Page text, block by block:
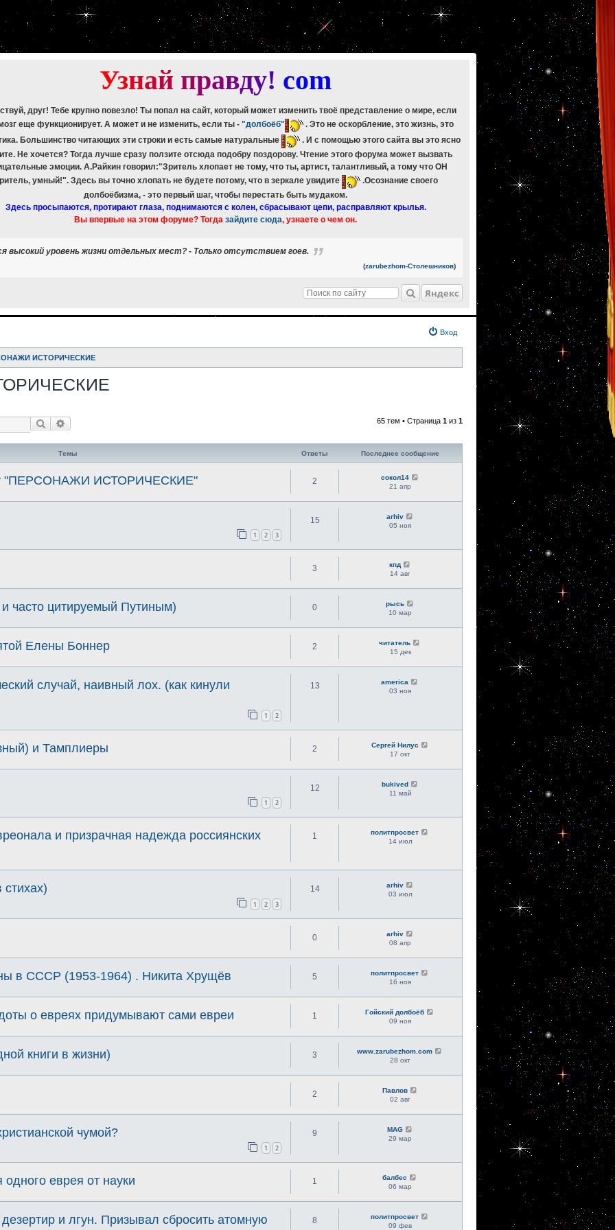
Couldn't fetch mysqli_result
Couldn't fetch mysqli_result
Couldn't fetch mysqli_result
Couldn't fetch mysqli_result
Couldn't fetch mysqli_result
Couldn't fetch mysqli_result
Узнай правду! com
друг! Тебе крупно повезло! Ты попал на сайт, который может изменить твоё представление о мире, если
еще функционирует. А может и не изменить, если ты - "долбоёб"
. Это не оскорбление, это жизнь, это
Большинство читающих эти строки и есть самые натуральные
. И с помощью этого сайта вы это ясно
Не хочется? Тогда лучше сразу ползите отсюда подобру поздорову. Чтение этого форума может вызвать
эмоции. А.Райкин говорил:"Зритель хлопает не тому, что ты, артист, талантливый, а тому что ОН
умный!". Здесь вы точно хлопать не будете потому, что в зеркале увидите
.Осознание своего
долбоёбизма, - это первый шаг, чтобы перестать быть мудаком.
Здесь просыпаются, протирают глаза, поднимаются с колен, сбрасывают цепи, расправляют крылья.
Вы впервые на этом форуме? Тогда зайдите сюда, узнаете о чем он.
высокий уровень жизни отдельных мест? - Только отсутствием гоев.
(zarubezhom-Столешников)
Яндекс
Вход
ИСТОРИЧЕСКИЕ
Поиск 65 тем • Страница 1 из 1
Темы Ответы Последнее сообщение
"ПЕРСОНАЖИ ИСТОРИЧЕСКИЕ" 2
сокол14
21 апр
1 2 3
15
arhiv
05 ноя
3
кпд
14 авг
часто цитируемый Путиным) 0
рысь
10 мар
Елены Боннер 2
читатель
15 дек
случай, наивный лох. (как кинули
1 2
13
america
03 ноя
и Тамплиеры 2
Сергей Нилус
17 окт
1 2
12
bukived
11 май
и призрачная надежда россиянских 1
политпросвет
14 июл
1 2 3
14
arhiv
03 июл
0
arhiv
08 апр
в СССР (1953-1964) . Никита Хрущёв 5
политпросвет
16 ноя
о евреях придумывают сами евреи 1
Гойский долбоёб
09 ноя
книги в жизни) 3
www.zarubezhom.com
28 окт
2
Павлов
02 авг
чумой?
1 2
9
MAG
29 мар
еврея от науки 1
балбес
06 мар
и лгун. Призывал сбросить атомную 8
политпросвет
09 фев